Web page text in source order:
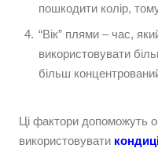
пошкодити колір,
“Вік” плями – час,
використовувати
більш
Ці фактори допоможуть
використовувати